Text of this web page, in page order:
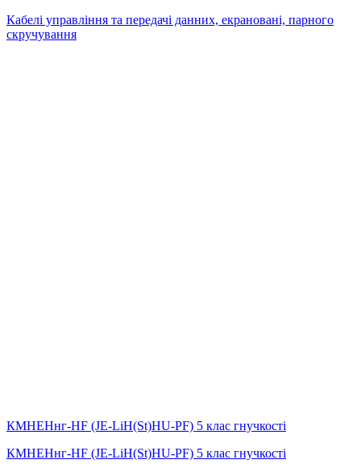
Кабелі управління та передачі данних, екрановані, парного
скручування
КМНЕНнг-HF (JE-LiH(St)НU-PF) 5 клас гнучкості
КМНЕНнг-HF (JE-LiH(St)НU-PF) 5 клас гнучкості